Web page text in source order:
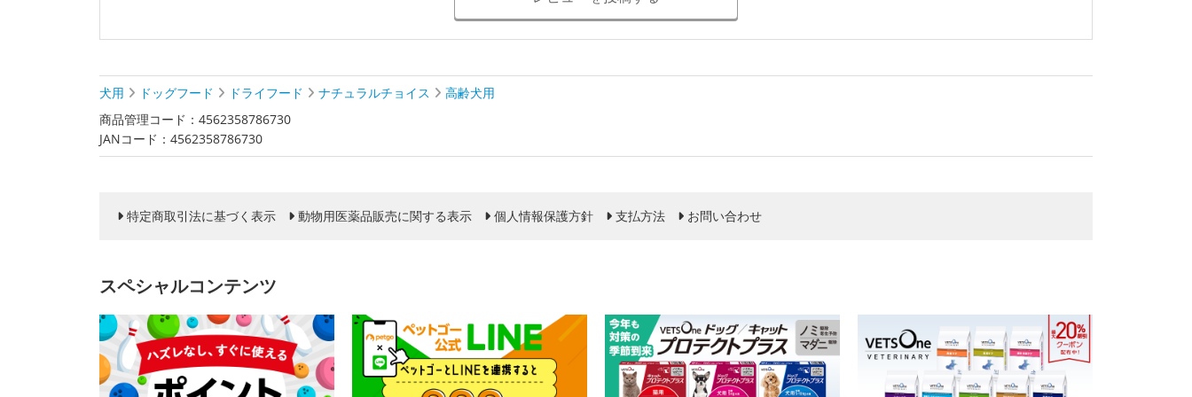
犬用 ドッグフード ドライフード ナチュラルチョイス
高齢犬用
商品管理コード：4562358786730
JANコード：4562358786730
特定商取引法に基づく表示 動物用医薬品販売に関する表示 個人情報保護方針 支払方法 お問い合わせ
スペシャルコンテンツ